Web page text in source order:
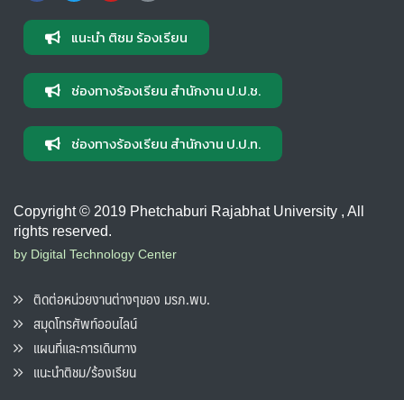
แนะนำ ติชม ร้องเรียน
ช่องทางร้องเรียน สำนักงาน ป.ป.ช.
ช่องทางร้องเรียน สำนักงาน ป.ป.ท.
Copyright © 2019 Phetchaburi Rajabhat University , All
rights reserved.
by Digital Technology Center
ติดต่อหน่วยงานต่างๆของ มรภ.พบ.
สมุดโทรศัพท์ออนไลน์
แผนที่และการเดินทาง
แนะนำติชม/ร้องเรียน